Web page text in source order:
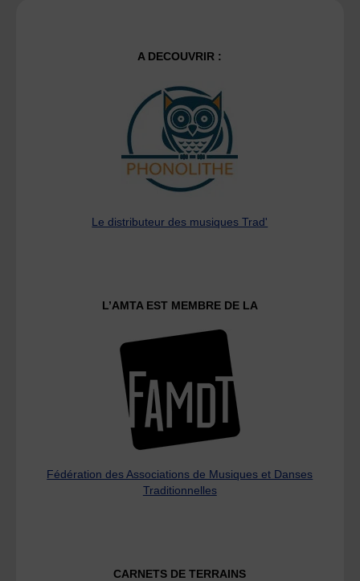
A DECOUVRIR :
Le distributeur des musiques Trad'
L’AMTA EST MEMBRE DE LA
Fédération des Associations de Musiques et Danses
Traditionnelles
CARNETS DE TERRAINS